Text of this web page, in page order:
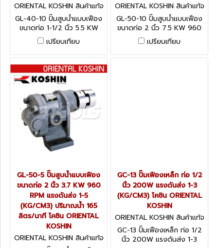
ORIENTAL KOSHIN สินค้าแท้จ
ากโรงงานผู้ผลิต GL-40-10
GL-40-10 ปั๊มสูบน้ำแบบเฟือง
ขนาดท่อ 1-1/2 นิ้ว 5.5 KW
960 RPM แรงดันส่ง 1-10
(KG/CM3) ปริมาณน้ำ 100
ลิตร/นาที โคชิน ORIENTAL
KOSHIN
เปรียบเทียบ
ORIENTAL KOSHIN สินค้าแท้จ
ากโรงงานผู้ผลิต GL-50-10
GL-50-10 ปั๊มสูบน้ำแบบเฟือง
ขนาดท่อ 2 นิ้ว 7.5 KW 960
RPM แรงดันส่ง 1-10
(KG/CM3) ปริมาณน้ำ 165
ลิตร/นาที โคชิน ORIENTAL
เปรียบเทียบ
GL-50-5 ปั๊มสูบน้ำแบบเฟือง
ขนาดท่อ 2 นิ้ว 3.7 KW 960
RPM แรงดันส่ง 1-5
(KG/CM3) ปริมาณน้ำ 165
ลิตร/นาที โคชิน ORIENTAL
KOSHIN
ORIENTAL KOSHIN สินค้าแท้จ
GC-13 ปั๊มเฟืองเหล็ก ท่อ 1/2
นิ้ว 200W แรงดันส่ง 1-3
(KG/CM3) โคชิน ORIENTAL
KOSHIN
ORIENTAL KOSHIN สินค้าแท้จ
ากโรงงานผู้ผลิต GC-13
GC-13 ปั๊มเฟืองเหล็ก ท่อ 1/2
นิ้ว 200W แรงดันส่ง 1-3